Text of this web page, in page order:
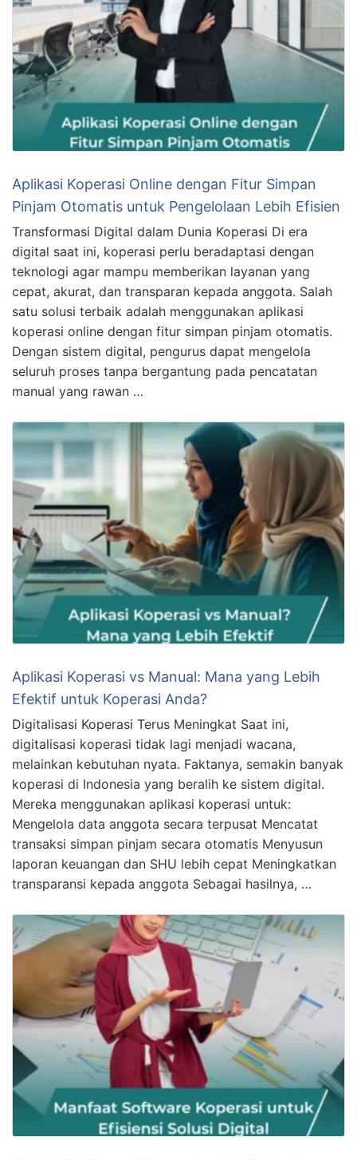
Aplikasi Koperasi Online dengan Fitur Simpan
Pinjam Otomatis untuk Pengelolaan Lebih Efisien
Transformasi Digital dalam Dunia Koperasi Di era
digital saat ini, koperasi perlu beradaptasi dengan
teknologi agar mampu memberikan layanan yang
cepat, akurat, dan transparan kepada anggota. Salah
satu solusi terbaik adalah menggunakan aplikasi
koperasi online dengan fitur simpan pinjam otomatis.
Dengan sistem digital, pengurus dapat mengelola
seluruh proses tanpa bergantung pada pencatatan
manual yang rawan …
Aplikasi Koperasi vs Manual: Mana yang Lebih
Efektif untuk Koperasi Anda?
Digitalisasi Koperasi Terus Meningkat Saat ini,
digitalisasi koperasi tidak lagi menjadi wacana,
melainkan kebutuhan nyata. Faktanya, semakin banyak
koperasi di Indonesia yang beralih ke sistem digital.
Mereka menggunakan aplikasi koperasi untuk:
Mengelola data anggota secara terpusat Mencatat
transaksi simpan pinjam secara otomatis Menyusun
laporan keuangan dan SHU lebih cepat Meningkatkan
transparansi kepada anggota Sebagai hasilnya, …